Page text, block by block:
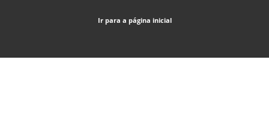
Ir para a página inicial